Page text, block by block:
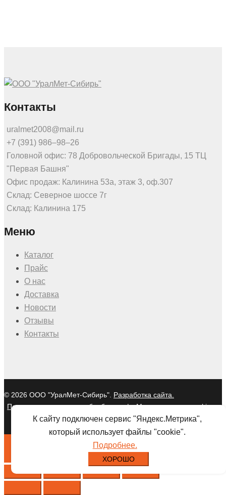
Контакты
uralmet2008@mail.ru
+7 (391) 986‒98‒26
Головной офис: 78 Добровольческой Бригады, 15 ТЦ
"Первая Башня"
Офис продаж: Калинина 53а, этаж 3, оф.307
Склад: Северное шоссе 7г
Склад: Калинина 175
Меню
Каталог
Прайс
О нас
Доставка
Новости
Отзывы
Контакты
© 2026 ООО "УралМет-Сибирь". Разработка сайта.
Политика в отношении обработки
персональных данных
|
Мы используем cookies и
Яндекс Метрику
К сайту подключен сервис "Яндекс.Метрика",
который использует файлы "cookie".
Подробнее.
ХОРОШО